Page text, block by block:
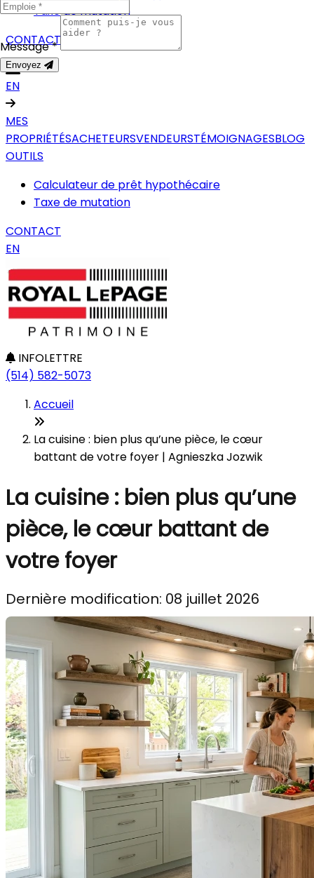
Taxe de mutation
CONTACT
EN
MES
PROPRIÉTÉSACHETEURSVENDEURSTÉMOIGNAGESBLOG
OUTILS
Calculateur de prêt hypothécaire
Taxe de mutation
CONTACT
EN
INFOLETTRE
(514) 582-5073
Accueil
La cuisine : bien plus qu’une pièce, le cœur
battant de votre foyer | Agnieszka Jozwik
La cuisine : bien plus qu’une
pièce, le cœur battant de
votre foyer
Dernière modification: 08 juillet 2026
Message *
Envoyez